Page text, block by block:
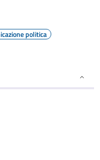
politica